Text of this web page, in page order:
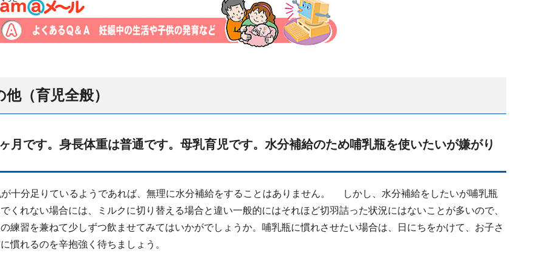
他（育児全般）
月です。身長体重は普通です。母乳育児です。水分補給のため哺乳瓶を使いたいが嫌がり
十分足りているようであれば、無理に水分補給をすることはありません。 しかし、水分補給をしたいが哺乳瓶
くれない場合には、ミルクに切り替える場合と違い一般的にはそれほど切羽詰った状況にはないことが多いので、
練習を兼ねて少しずつ飲ませてみてはいかがでしょうか。哺乳瓶に慣れさせたい場合は、日にちをかけて、お子さ
慣れるのを辛抱強く待ちましょう。